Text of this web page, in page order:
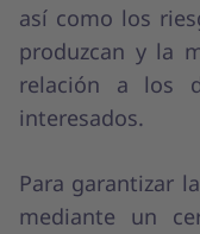
así como los
produzcan y la
relación a los
interesados.
Para garantizar
mediante un